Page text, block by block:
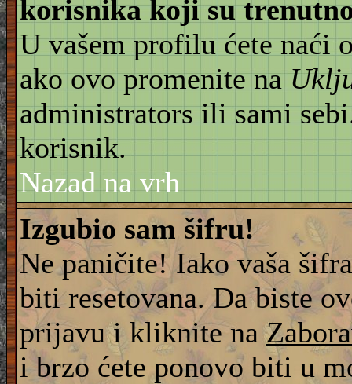
korisnika koji su
U vašem profilu ćete naći
ako ovo promenite na
administrators ili sami
korisnik.
Nazad na vrh
Izgubio sam šifru!
Ne paničite! Iako vaša
biti resetovana. Da biste
prijavu i kliknite na
i brzo ćete ponovo biti u